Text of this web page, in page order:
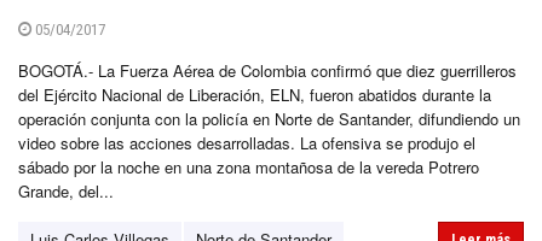
05/04/2017
BOGOTÁ.- La Fuerza Aérea de Colombia confirmó que diez guerrilleros
del Ejército Nacional de Liberación, ELN, fueron abatidos durante la
operación conjunta con la policía en Norte de Santander, difundiendo un
video sobre las acciones desarrolladas. La ofensiva se produjo el
sábado por la noche en una zona montañosa de la vereda Potrero
Grande, del...